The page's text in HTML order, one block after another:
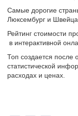
Самые дорогие
Люксембург и
Рейтинг стоимости
в интерактивной
Топ создается после
статистической
расходах и ценах.